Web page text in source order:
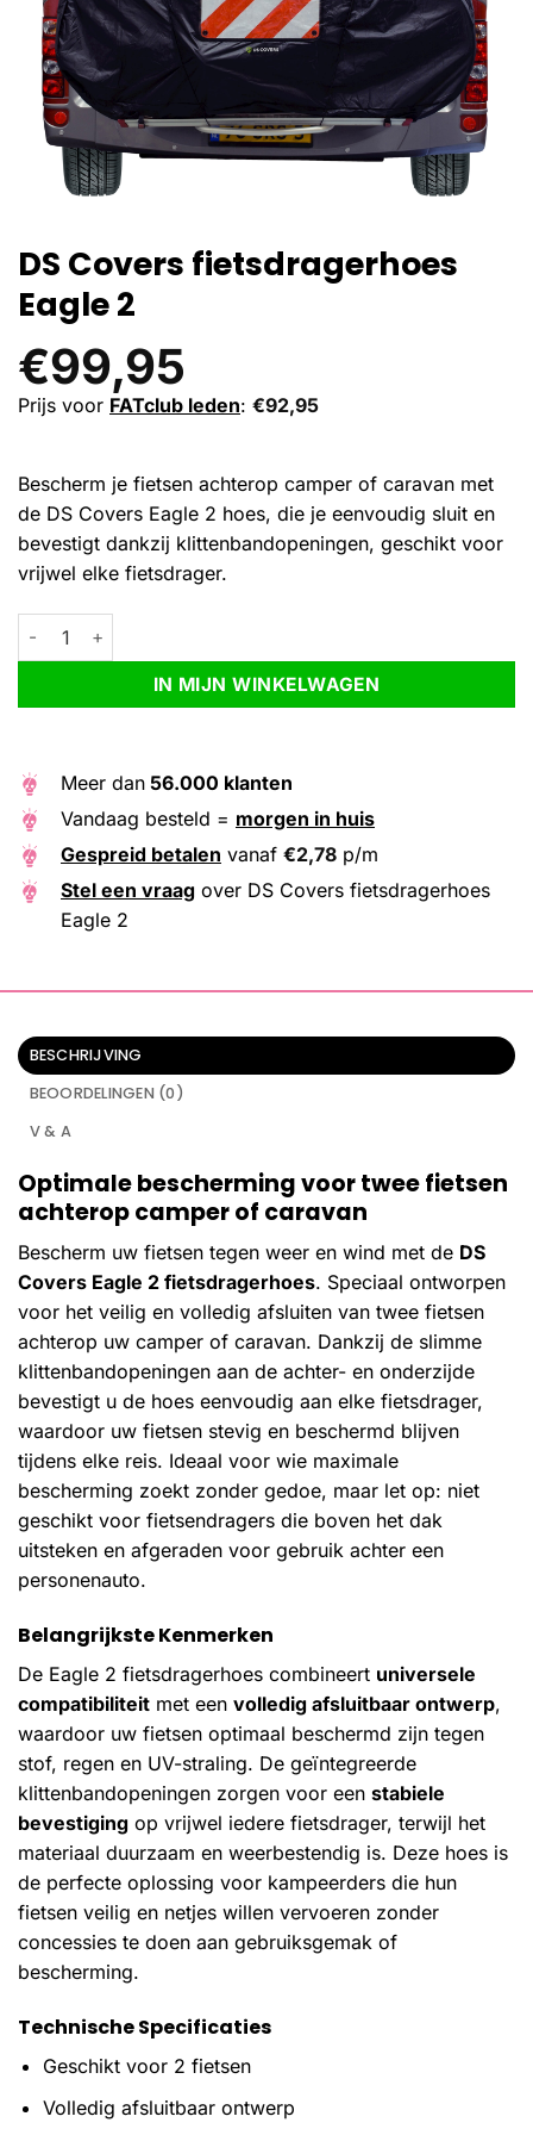
DS Covers fietsdragerhoes
Eagle 2
€99,95
Prijs voor FATclub leden: €92,95
Bescherm je fietsen achterop camper of caravan met
de DS Covers Eagle 2 hoes, die je eenvoudig sluit en
bevestigt dankzij klittenbandopeningen, geschikt voor
vrijwel elke fietsdrager.
DS Covers fietsdragerhoes Eagle 2 aantal
IN MIJN WINKELWAGEN
Alternative:
Meer dan 56.000 klanten
Vandaag besteld = morgen in huis
Gespreid betalen vanaf €2,78 p/m
Stel een vraag over DS Covers fietsdragerhoes
Eagle 2
BESCHRIJVING
BEOORDELINGEN (0)
V & A
Optimale bescherming voor twee fietsen
achterop camper of caravan
Bescherm uw fietsen tegen weer en wind met de DS
Covers Eagle 2 fietsdragerhoes. Speciaal ontworpen
voor het veilig en volledig afsluiten van twee fietsen
achterop uw camper of caravan. Dankzij de slimme
klittenbandopeningen aan de achter- en onderzijde
bevestigt u de hoes eenvoudig aan elke fietsdrager,
waardoor uw fietsen stevig en beschermd blijven
tijdens elke reis. Ideaal voor wie maximale
bescherming zoekt zonder gedoe, maar let op: niet
geschikt voor fietsendragers die boven het dak
uitsteken en afgeraden voor gebruik achter een
personenauto.
Belangrijkste Kenmerken
De Eagle 2 fietsdragerhoes combineert universele
compatibiliteit met een volledig afsluitbaar ontwerp,
waardoor uw fietsen optimaal beschermd zijn tegen
stof, regen en UV-straling. De geïntegreerde
klittenbandopeningen zorgen voor een stabiele
bevestiging op vrijwel iedere fietsdrager, terwijl het
materiaal duurzaam en weerbestendig is. Deze hoes is
de perfecte oplossing voor kampeerders die hun
fietsen veilig en netjes willen vervoeren zonder
concessies te doen aan gebruiksgemak of
bescherming.
Technische Specificaties
Geschikt voor 2 fietsen
Volledig afsluitbaar ontwerp